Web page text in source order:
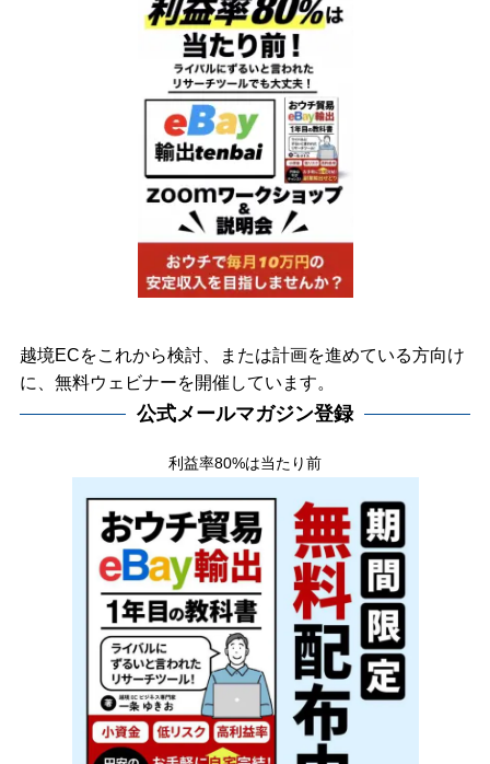
越境ECをこれから検討、または計画を進めている方向け
に、無料ウェビナーを開催しています。
公式メールマガジン登録
利益率80%は当たり前